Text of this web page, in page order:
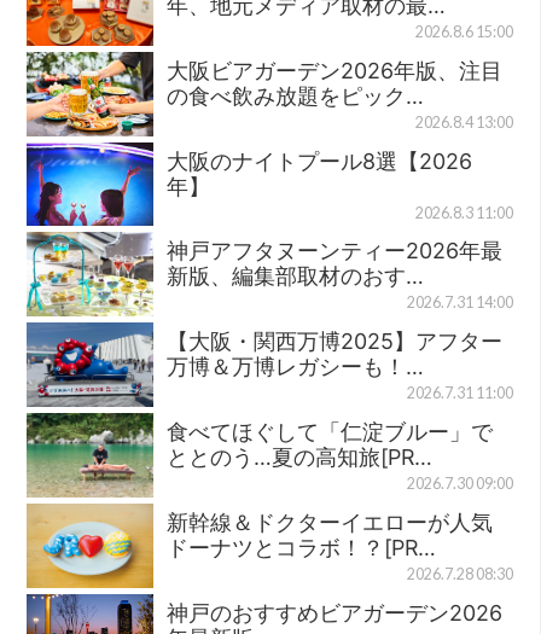
年、地元メディア取材の最…
2026.8.6 15:00
大阪ビアガーデン2026年版、注目
の食べ飲み放題をピック…
2026.8.4 13:00
大阪のナイトプール8選【2026
年】
2026.8.3 11:00
神戸アフタヌーンティー2026年最
新版、編集部取材のおす…
2026.7.31 14:00
【大阪・関西万博2025】アフター
万博＆万博レガシーも！…
2026.7.31 11:00
食べてほぐして「仁淀ブルー」で
ととのう…夏の高知旅[PR…
2026.7.30 09:00
新幹線＆ドクターイエローが人気
ドーナツとコラボ！？[PR…
2026.7.28 08:30
神戸のおすすめビアガーデン2026